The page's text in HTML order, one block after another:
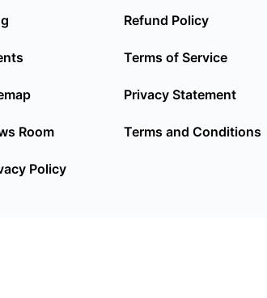
Room
Policy
Refund Policy
Terms of Service
Privacy Statement
Terms and Conditions